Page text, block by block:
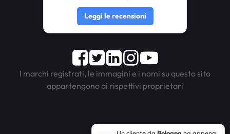
Leggi le recensioni
Facebook
TwitterLinkedInInstagram
Youtube
I marchi registrati, le immagini e i nomi su questo sito
appartengono ai rispettivi proprietari